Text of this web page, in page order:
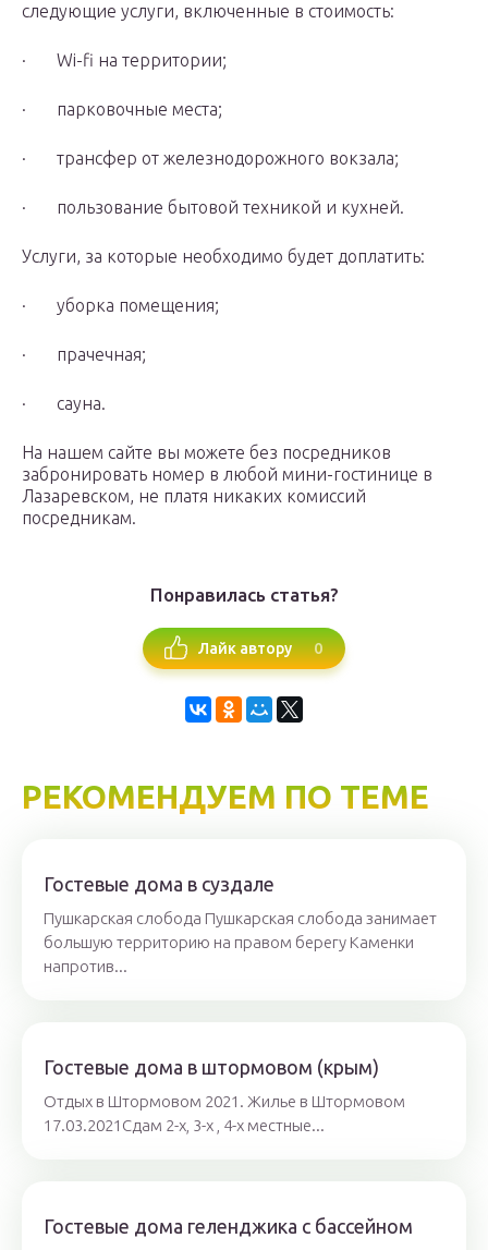
следующие услуги, включенные в стоимость:
· Wi-fi на территории;
· парковочные места;
· трансфер от железнодорожного вокзала;
· пользование бытовой техникой и кухней.
Услуги, за которые необходимо будет доплатить:
· уборка помещения;
· прачечная;
· сауна.
На нашем сайте вы можете без посредников
забронировать номер в любой мини-гостинице в
Лазаревском, не платя никаких комиссий
посредникам.
Понравилась статья?
Лайк автору 0
РЕКОМЕНДУЕМ ПО ТЕМЕ
Гостевые дома в суздале
Пушкарская слобода Пушкарская слобода занимает
большую территорию на правом берегу Каменки
напротив...
Гостевые дома в штормовом (крым)
Отдых в Штормовом 2021. Жилье в Штормовом
17.03.2021Сдам 2-х, 3-х , 4-х местные...
Гостевые дома геленджика с бассейном